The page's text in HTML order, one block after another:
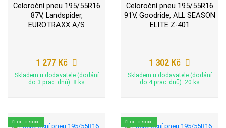
Celoroční pneu 195/55R16
87V, Landspider,
EUROTRAXX A/S
1 277 Kč
Skladem u dodavatele (dodání
do 3 prac. dnů): 8 ks
Celoroční pneu 195/55R16
91V, Goodride, ALL SEASON
ELITE Z-401
1 302 Kč
Skladem u dodavatele (dodání
do 4 prac. dnů): 20 ks
CELOROČNÍ CELOROČNÍ